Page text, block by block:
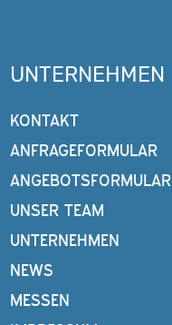
UNTERNEHMEN
KONTAKT
ANFRAGEFORMULAR
ANGEBOTSFORMULAR
UNSER TEAM
UNTERNEHMEN
NEWS
MESSEN